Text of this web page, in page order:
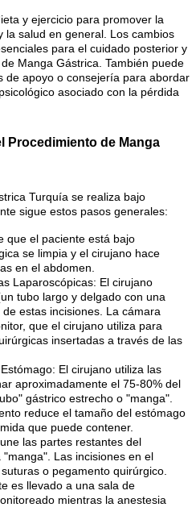
y ejercicio para promover la
la salud en general. Los cambios
para el cuidado posterior y
Manga Gástrica. También puede
de apoyo o consejería para abordar
asociado con la pérdida
Procedimiento de Manga
Turquía se realiza bajo
sigue estos pasos generales:
que el paciente está bajo
se limpia y el cirujano hace
en el abdomen.
Laparoscópicas: El cirujano
tubo largo y delgado con una
estas incisiones. La cámara
que el cirujano utiliza para
insertadas a través de las
El cirujano utiliza las
aproximadamente el 75-80% del
gástrico estrecho o "manga".
reduce el tamaño del estómago
que puede contener.
las partes restantes del
Las incisiones en el
o pegamento quirúrgico.
es llevado a una sala de
mientras la anestesia